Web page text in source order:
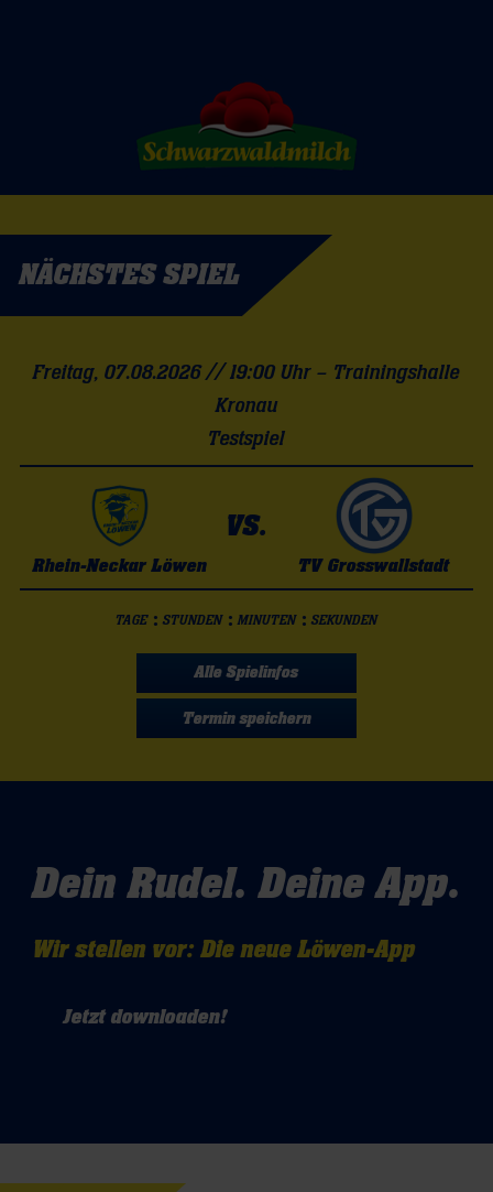
Bundesliga
NÄCHSTES SPIEL
Freitag, 07.08.2026 // 19:00 Uhr – Trainingshalle
Kronau
Testspiel
Rhein-Neckar Löwen
VS.
TV Grosswallstadt
TAGE : STUNDEN : MINUTEN : SEKUNDEN
Alle Spielinfos
Termin speichern
Dein Rudel. Deine App.
Wir stellen vor: Die neue Löwen-App
Jetzt downloaden!